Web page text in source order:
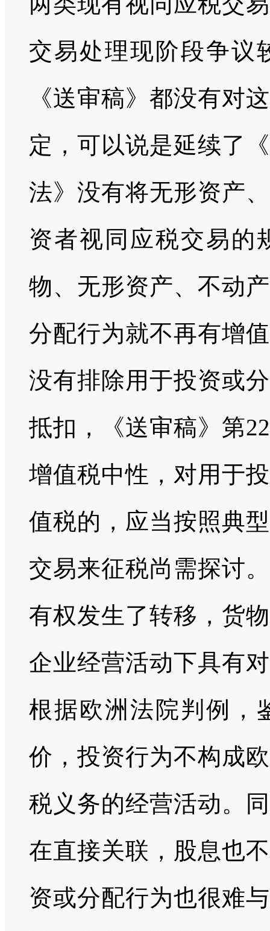
交易处理现阶段争议
《送审稿》都没有对
定，可以说是延续了
法》没有将无形资产
资者视同应税交易的
物、无形资产、不动
分配行为就不再有增
没有排除用于投资或
抵扣，《送审稿》第
增值税中性，对用于
值税的，应当按照典
交易来征税尚需探讨
有权发生了转移，货
企业经营活动下具有
根据欧洲法院判例，
价，投资行为不构成
税义务的经营活动。
在直接关联，股息也
资或分配行为也很难